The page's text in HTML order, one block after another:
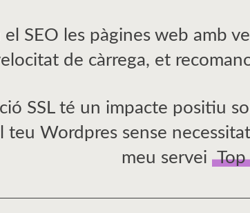
SEO les pàgines web amb
de càrrega, et
SSL té un impacte positiu
teu Wordpres sense
meu servei Top